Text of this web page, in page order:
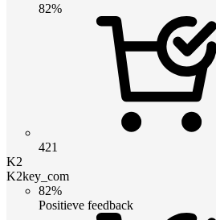
82%
421
K2
K2key_com
82%
Positieve feedback